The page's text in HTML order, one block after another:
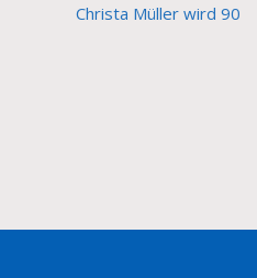
Christa Müller wird 90